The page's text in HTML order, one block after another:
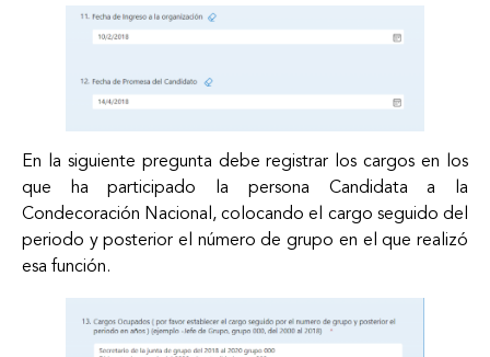
En la siguiente pregunta debe registrar los cargos en los
que ha participado la persona Candidata a la
Condecoración Nacional, colocando el cargo seguido del
periodo y posterior el número de grupo en el que realizó
esa función.